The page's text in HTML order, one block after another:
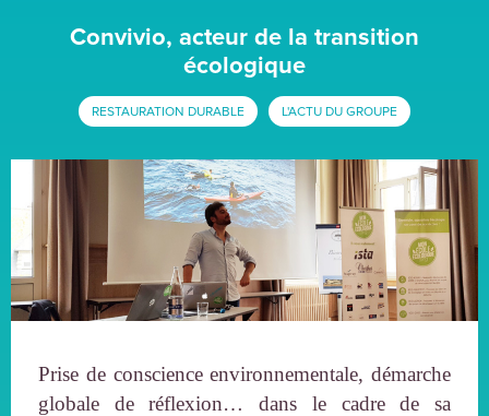
Convivio, acteur de la transition
écologique
RESTAURATION DURABLE L'ACTU DU GROUPE
Prise de conscience environnementale, démarche
globale de réflexion… dans le cadre de sa